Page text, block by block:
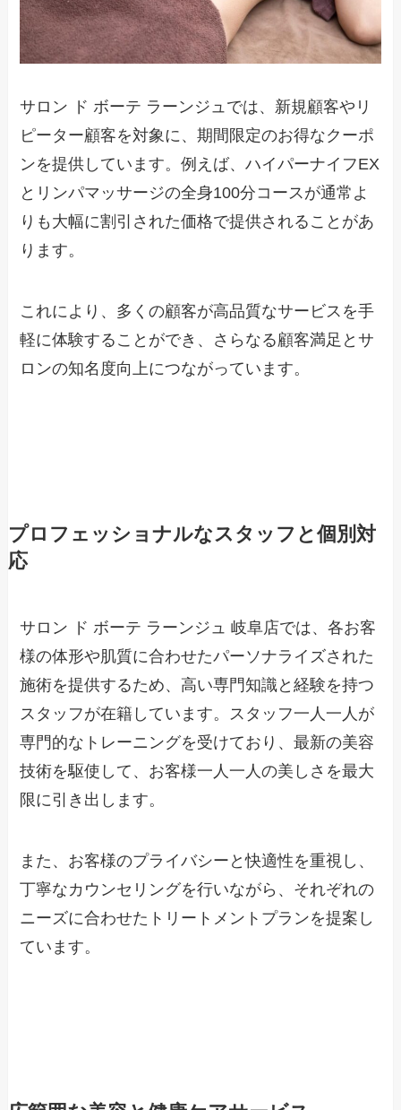
サロン ド ボーテ ラーンジュでは、新規顧客やリ
ピーター顧客を対象に、期間限定のお得なクーポ
ンを提供しています。例えば、ハイパーナイフEX
とリンパマッサージの全身100分コースが通常よ
りも大幅に割引された価格で提供されることがあ
ります。
これにより、多くの顧客が高品質なサービスを手
軽に体験することができ、さらなる顧客満足とサ
ロンの知名度向上につながっています。
プロフェッショナルなスタッフと個別対
応
サロン ド ボーテ ラーンジュ 岐阜店では、各お客
様の体形や肌質に合わせたパーソナライズされた
施術を提供するため、高い専門知識と経験を持つ
スタッフが在籍しています。スタッフ一人一人が
専門的なトレーニングを受けており、最新の美容
技術を駆使して、お客様一人一人の美しさを最大
限に引き出します。
また、お客様のプライバシーと快適性を重視し、
丁寧なカウンセリングを行いながら、それぞれの
ニーズに合わせたトリートメントプランを提案し
ています。